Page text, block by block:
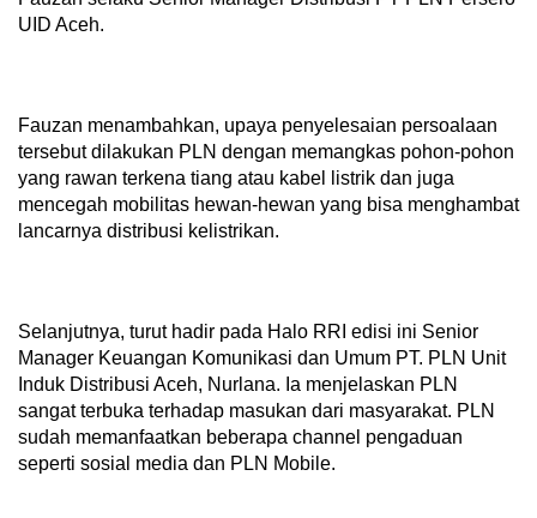
UID Aceh.
Fauzan menambahkan, upaya penyelesaian persoalaan
tersebut dilakukan PLN dengan memangkas pohon-pohon
yang rawan terkena tiang atau kabel listrik dan juga
mencegah mobilitas hewan-hewan yang bisa menghambat
lancarnya distribusi kelistrikan.
Selanjutnya, turut hadir pada Halo RRI edisi ini Senior
Manager Keuangan Komunikasi dan Umum PT. PLN Unit
Induk Distribusi Aceh, Nurlana. Ia menjelaskan PLN
sangat terbuka terhadap masukan dari masyarakat. PLN
sudah memanfaatkan beberapa channel pengaduan
seperti sosial media dan PLN Mobile.